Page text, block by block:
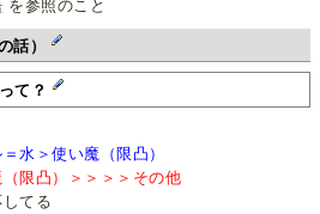
を参照のこと
話）
て？
水＞使い魔（限凸）
限凸）＞＞＞＞その他
てる